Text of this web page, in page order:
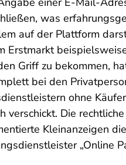
was
auf der Plattform
Erstmarkt
Griff zu bekommen,
bei den
ohne
verschickt. Die
Kleinanzeigen
„Online